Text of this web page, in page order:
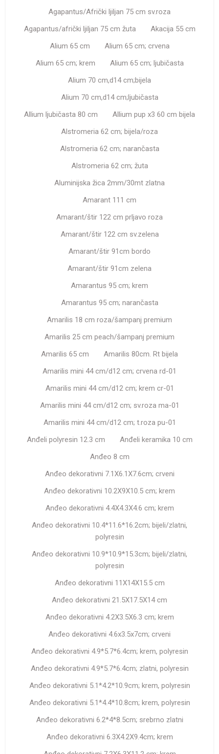
Agapantus/Afrički ljiljan 75 cm sv.roza
Agapantus/afrički ljiljan 75 cm žuta
Akacija 55 cm
Alium 65 cm
Alium 65 cm; crvena
Alium 65 cm; krem
Alium 65 cm; ljubičasta
Alium 70 cm,d14 cm;bijela
Alium 70 cm,d14 cm;ljubičasta
Allium ljubičasta 80 cm
Allium pup x3 60 cm bijela
Alstromeria 62 cm; bijela/roza
Alstromeria 62 cm; narančasta
Alstromeria 62 cm; žuta
Aluminijska žica 2mm/30mt zlatna
Amarant 111 cm
Amarant/štir 122 cm prljavo roza
Amarant/štir 122 cm sv.zelena
Amarant/štir 91cm bordo
Amarant/štir 91cm zelena
Amarantus 95 cm; krem
Amarantus 95 cm; narančasta
Amarilis 18 cm roza/šampanj premium
Amarilis 25 cm peach/šampanj premium
Amarilis 65 cm
Amarilis 80cm. Rt bijela
Amarilis mini 44 cm/d12 cm; crvena rd-01
Amarilis mini 44 cm/d12 cm; krem cr-01
Amarilis mini 44 cm/d12 cm; sv.roza ma-01
Amarilis mini 44 cm/d12 cm; t.roza pu-01
Anđeli polyresin 12.3 cm
Anđeli keramika 10 cm
Anđeo 8 cm
Anđeo dekorativni 7.1X6.1X7.6cm; crveni
Anđeo dekorativni 10.2X9X10.5 cm; krem
Anđeo dekorativni 4.4X4.3X4.6 cm; krem
Anđeo dekorativni 10.4*11.6*16.2cm; bijeli/zlatni,
polyresin
Anđeo dekorativni 10.9*10.9*15.3cm; bijeli/zlatni,
polyresin
Anđeo dekorativni 11X14X15.5 cm
Anđeo dekorativni 21.5X17.5X14 cm
Anđeo dekorativni 4.2X3.5X6.3 cm; krem
Anđeo dekorativni 4.6x3.5x7cm; crveni
Anđeo dekorativni 4.9*5.7*6.4cm; krem, polyresin
Anđeo dekorativni 4.9*5.7*6.4cm; zlatni, polyresin
Anđeo dekorativni 5.1*4.2*10.9cm; krem, polyresin
Anđeo dekorativni 5.1*4.4*10.8cm; krem, polyresin
Anđeo dekorativni 6.2*4*8.5cm; srebrno zlatni
Anđeo dekorativni 6.3X4.2X9.4cm; krem